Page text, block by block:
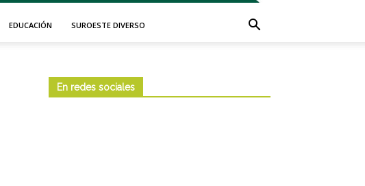
EDUCACIÓN SUROESTE DIVERSO
En redes sociales